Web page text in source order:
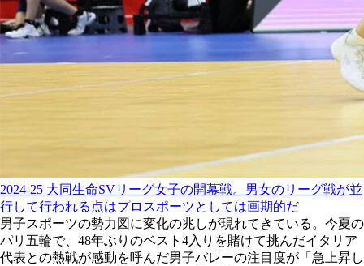
2024-25 大同生命SVリーグ女子の開幕戦。男女のリーグ戦が並
行して行われる点はプロスポーツとしては画期的だ
男子スポーツの勢力図に変化の兆しが現れてきている。今夏の
パリ五輪で、48年ぶりのベスト4入りを賭けて挑んだイタリア
代表との熱戦が感動を呼んだ男子バレーの注目度が「急上昇し